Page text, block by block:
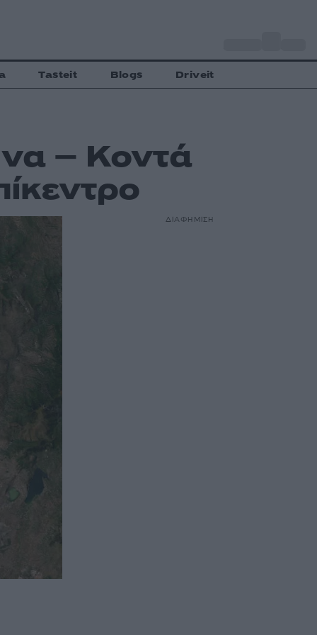
Tasteit Blogs Driveit
– Κοντά
ΔΙΑΦΗΜΙΣΗ